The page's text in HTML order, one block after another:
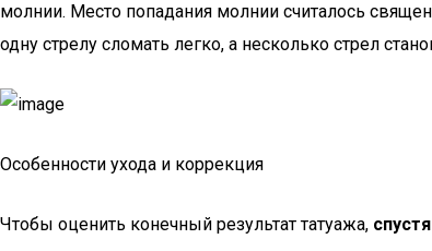
молнии. Место попадания молнии считалось
одну стрелу сломать легко, а несколько стрел
Особенности ухода и коррекция
Чтобы оценить конечный результат татуажа,